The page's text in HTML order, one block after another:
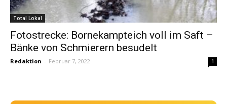
Total Lokal
Fotostrecke: Bornekampteich voll im Saft –
Bänke von Schmierern besudelt
Redaktion - Februar 7, 2022 1